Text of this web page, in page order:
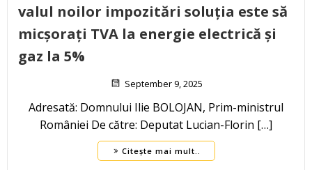
valul noilor impozitări soluția este să
micșorați TVA la energie electrică și
gaz la 5%
September 9, 2025
Adresată: Domnului Ilie BOLOJAN, Prim-ministrul
României De către: Deputat Lucian-Florin […]
Citește mai mult..